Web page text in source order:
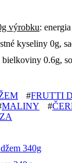
výrobku:
kyseliny 0g,
0.6g,
#FRUTTI
MALINY #